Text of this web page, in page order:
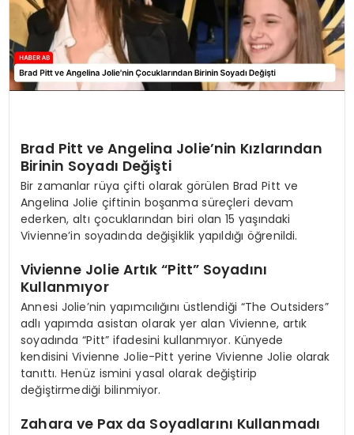
Brad Pitt ve Angelina Jolie’nin Kızlarından
Birinin Soyadı Değişti
Bir zamanlar rüya çifti olarak görülen Brad Pitt ve
Angelina Jolie çiftinin boşanma süreçleri devam
ederken, altı çocuklarından biri olan 15 yaşındaki
Vivienne’in soyadında değişiklik yapıldığı öğrenildi.
Vivienne Jolie Artık “Pitt” Soyadını
Kullanmıyor
Annesi Jolie’nin yapımcılığını üstlendiği “The Outsiders”
adlı yapımda asistan olarak yer alan Vivienne, artık
soyadında “Pitt” ifadesini kullanmıyor. Künyede
kendisini Vivienne Jolie-Pitt yerine Vivienne Jolie olarak
tanıttı. Henüz ismini yasal olarak değiştirip
değiştirmediği bilinmiyor.
Zahara ve Pax da Soyadlarını Kullanmadı